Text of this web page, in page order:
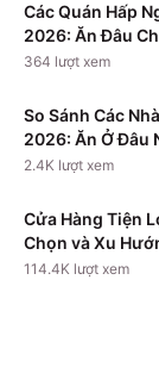
Các Quán Hấp
2026: Ăn Đâu
364 lượt xem
So Sánh Các
2026: Ăn Ở Đâu
2.4K lượt xem
Cửa Hàng Tiện
Chọn và Xu
114.4K lượt xem